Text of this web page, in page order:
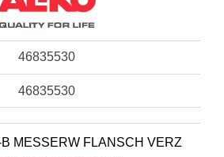
46835530
46835530
MESSERW FLANSCH VERZ